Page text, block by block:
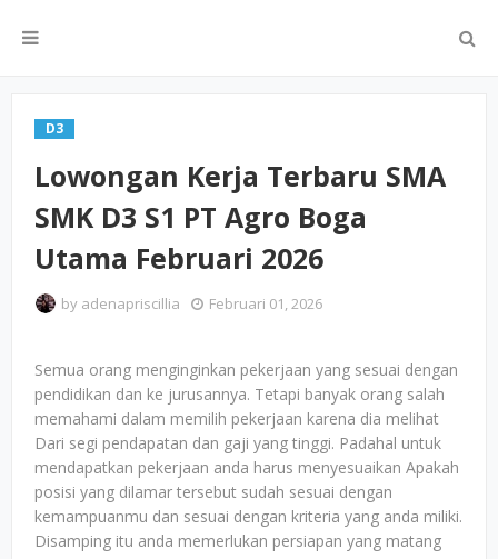
D3
Lowongan Kerja Terbaru SMA
SMK D3 S1 PT Agro Boga
Utama Februari 2026
by adenapriscillia Februari 01, 2026
Semua orang menginginkan pekerjaan yang sesuai dengan
pendidikan dan ke jurusannya. Tetapi banyak orang salah
memahami dalam memilih pekerjaan karena dia melihat
Dari segi pendapatan dan gaji yang tinggi. Padahal untuk
mendapatkan pekerjaan anda harus menyesuaikan Apakah
posisi yang dilamar tersebut sudah sesuai dengan
kemampuanmu dan sesuai dengan kriteria yang anda miliki.
Disamping itu anda memerlukan persiapan yang matang